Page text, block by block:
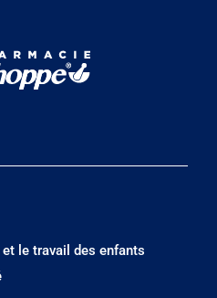
le travail des enfants